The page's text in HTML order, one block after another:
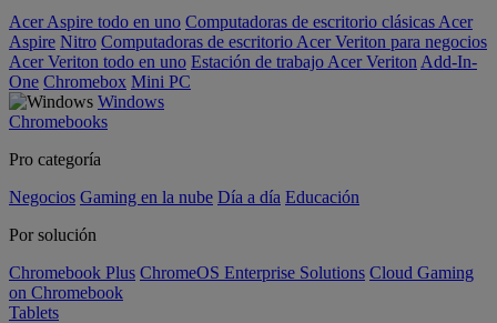
Acer Aspire todo en uno Computadoras de escritorio clásicas Acer
Aspire Nitro Computadoras de escritorio Acer Veriton para negocios
Acer Veriton todo en uno Estación de trabajo Acer Veriton Add-In-
One Chromebox Mini PC
Windows
Chromebooks
Pro categoría
Negocios Gaming en la nube Día a día Educación
Por solución
Chromebook Plus ChromeOS Enterprise Solutions Cloud Gaming
on Chromebook
Tablets